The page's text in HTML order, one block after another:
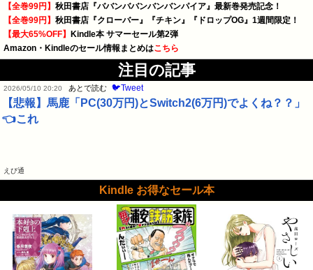
【全巻99円】 秋田書店『ババンババンバンバンパイア』最新巻発売記念！
【全巻99円】 秋田書店『クローバー』『チキン』『ドロップOG』1週間限定！
【最大65%OFF】
Kindle本 サマーセール第2弾
Amazon・Kindleのセール情報まとめはこちら
注目の記事
2026/05/10 20:20 あとで読む 🐦Tweet
【悲報】馬鹿「PC(30万円)とSwitch2(6万円)でよくね？？」
👈これ
えび通
Kindle お得なセール本